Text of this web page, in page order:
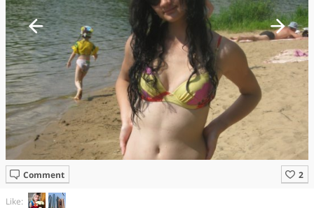
Comment
Like: